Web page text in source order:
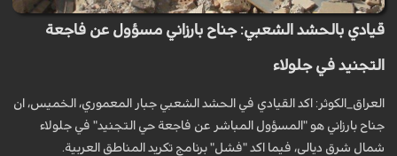
قيادي بالحشد الشعبي: جناح بارزاني مسؤول عن فاجعة
التجنيد في جلولاء
العراق_الکوثر: اكد القيادي في الحشد الشعبي جبار المعموري، الخميس، ان
جناح بارزاني هو "المسؤول المباشر عن فاجعة حي التجنيد" في جلولاء
شمال شرق ديالى، فيما اكد "فشل" برنامج تكريد المناطق العربية.